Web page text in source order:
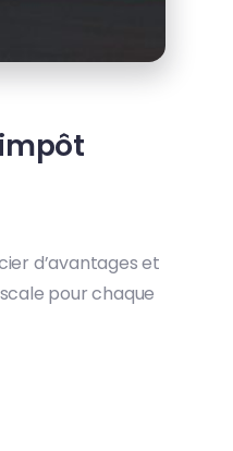
d’avantages et
pour chaque